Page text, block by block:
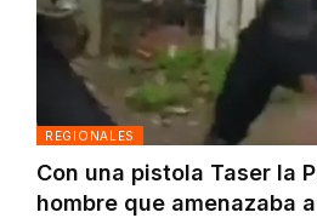
REGIONALES
Con una pistola Taser la
hombre que amenazaba